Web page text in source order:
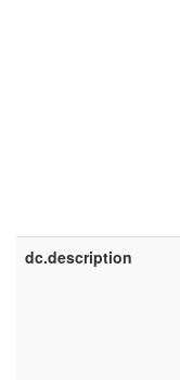
dc.description